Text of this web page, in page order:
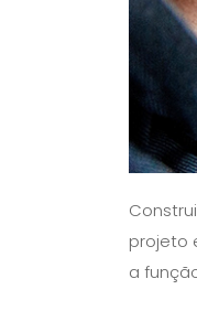
projeto
a